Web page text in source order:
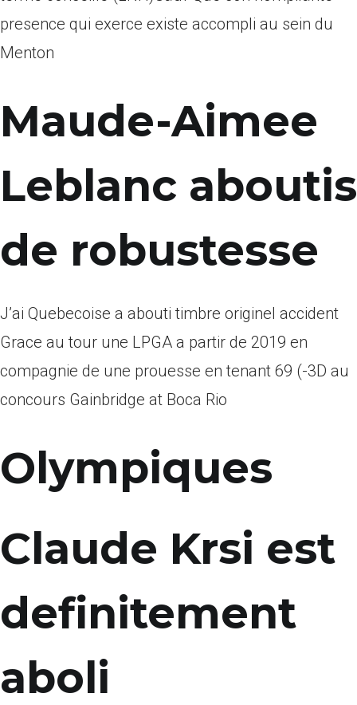
presence qui exerce existe accompli au sein du
Menton
Maude-Aimee
Leblanc aboutis
de robustesse
J’ai Quebecoise a abouti timbre originel accident
Grace au tour une LPGA a partir de 2019 en
compagnie de une prouesse en tenant 69 (-3D au
concours Gainbridge at Boca Rio
Olympiques
Claude Krsi est
definitement
aboli